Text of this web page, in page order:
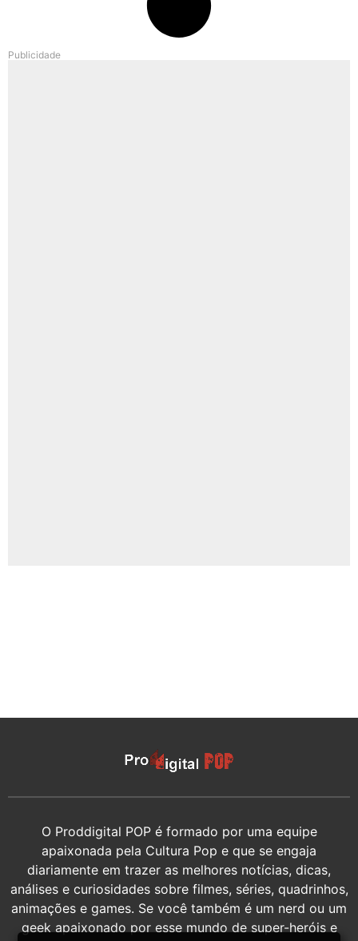
Publicidade
O Proddigital POP é formado por uma equipe
apaixonada pela Cultura Pop e que se engaja
diariamente em trazer as melhores notícias, dicas,
análises e curiosidades sobre filmes, séries, quadrinhos,
animações e games. Se você também é um nerd ou um
geek apaixonado por esse mundo de super-heróis e